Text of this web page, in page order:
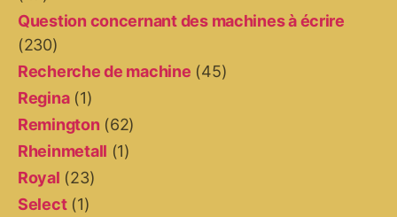
Question concernant des machines à écrire
(230)
Recherche de machine (45)
Regina(1)
Remington (62)
Rheinmetall (1)
Royal (23)
Select(1)